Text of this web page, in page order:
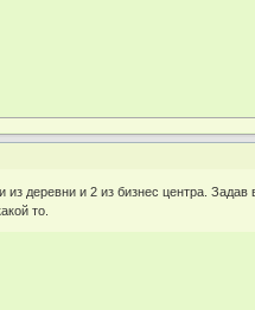
из деревни и 2 из бизнес центра.
то.